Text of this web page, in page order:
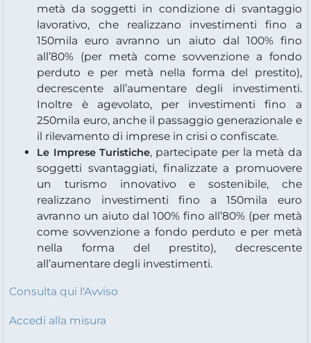
metà da soggetti in condizione di svantaggio
lavorativo, che realizzano investimenti fino a
150mila euro avranno un aiuto dal 100% fino
all’80% (per metà come sovvenzione a fondo
perduto e per metà nella forma del prestito),
decrescente all’aumentare degli investimenti.
Inoltre è agevolato, per investimenti fino a
250mila euro, anche il passaggio generazionale e
il rilevamento di imprese in crisi o confiscate.
Le Imprese Turistiche, partecipate per la metà da
soggetti svantaggiati, finalizzate a promuovere
un turismo innovativo e sostenibile, che
realizzano investimenti fino a 150mila euro
avranno un aiuto dal 100% fino all’80% (per metà
come sovvenzione a fondo perduto e per metà
nella forma del prestito), decrescente
all’aumentare degli investimenti.
Consulta qui l'Avviso
Accedi alla misura